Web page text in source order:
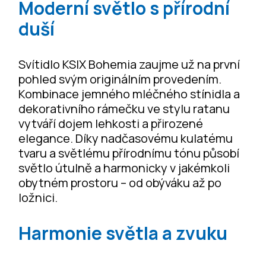
Moderní světlo s přírodní
duší
Svítidlo KSIX Bohemia zaujme už na první
pohled svým originálním provedením.
Kombinace jemného mléčného stínidla a
dekorativního rámečku ve stylu ratanu
vytváří dojem lehkosti a přirozené
elegance. Díky nadčasovému kulatému
tvaru a světlému přírodnímu tónu působí
světlo útulně a harmonicky v jakémkoli
obytném prostoru – od obýváku až po
ložnici.
Harmonie světla a zvuku